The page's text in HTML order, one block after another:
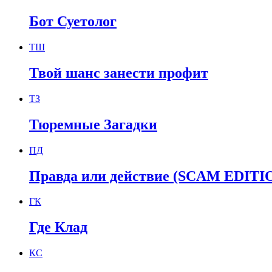
Бот Суетолог
ТШ
Твой шанс занести профит
ТЗ
Тюремные Загадки
ПД
Правда или действие (SCAM
ГК
Где Клад
КС